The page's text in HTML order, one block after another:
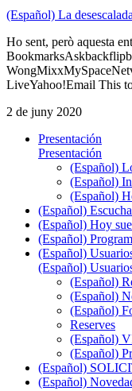
(Español) La
Ho sent, però aquesta
LiveYahoo!Email This
2 de juny 2020
Presentación
Presentación
(Español)
(Español)
(Español)
(Español)
(Español) Hoy
(Español)
(Español)
(Español)
(Español)
(Español)
(Español)
Reserves
(Español)
(Español)
(Español)
(Español)